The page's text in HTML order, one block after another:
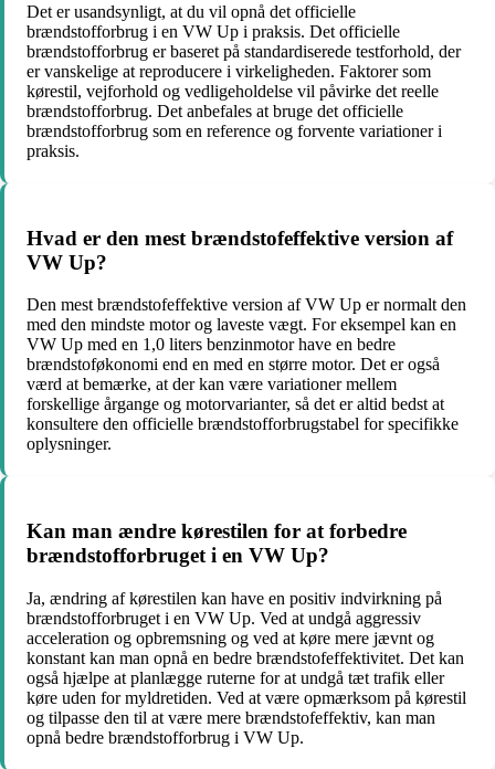
Det er usandsynligt, at du vil opnå det officielle
brændstofforbrug i en VW Up i praksis. Det officielle
brændstofforbrug er baseret på standardiserede testforhold, der
er vanskelige at reproducere i virkeligheden. Faktorer som
kørestil, vejforhold og vedligeholdelse vil påvirke det reelle
brændstofforbrug. Det anbefales at bruge det officielle
brændstofforbrug som en reference og forvente variationer i
praksis.
Hvad er den mest brændstofeffektive version af
VW Up?
Den mest brændstofeffektive version af VW Up er normalt den
med den mindste motor og laveste vægt. For eksempel kan en
VW Up med en 1,0 liters benzinmotor have en bedre
brændstoføkonomi end en med en større motor. Det er også
værd at bemærke, at der kan være variationer mellem
forskellige årgange og motorvarianter, så det er altid bedst at
konsultere den officielle brændstofforbrugstabel for specifikke
oplysninger.
Kan man ændre kørestilen for at forbedre
brændstofforbruget i en VW Up?
Ja, ændring af kørestilen kan have en positiv indvirkning på
brændstofforbruget i en VW Up. Ved at undgå aggressiv
acceleration og opbremsning og ved at køre mere jævnt og
konstant kan man opnå en bedre brændstofeffektivitet. Det kan
også hjælpe at planlægge ruterne for at undgå tæt trafik eller
køre uden for myldretiden. Ved at være opmærksom på kørestil
og tilpasse den til at være mere brændstofeffektiv, kan man
opnå bedre brændstofforbrug i VW Up.